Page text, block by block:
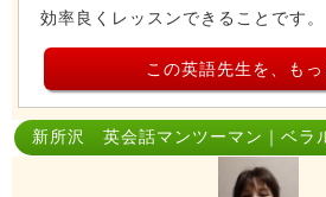
効率良くレッスンできることです。
この英語先生を、も
新所沢 英会話マンツーマン｜ベラ